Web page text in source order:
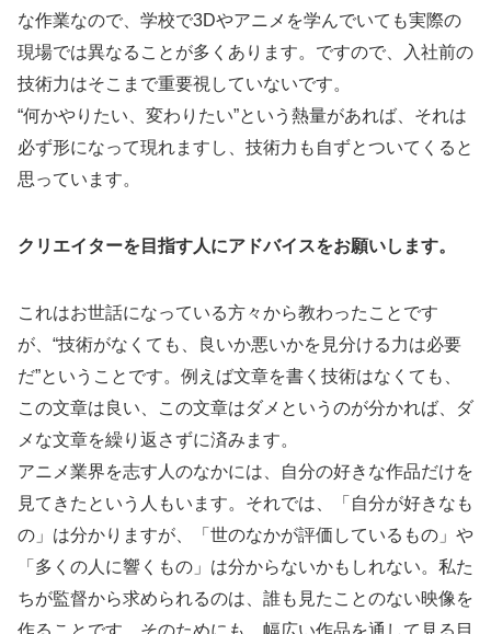
な作業なので、学校で3Dやアニメを学んでいても実際の
現場では異なることが多くあります。ですので、入社前の
技術力はそこまで重要視していないです。
“何かやりたい、変わりたい”という熱量があれば、それは
必ず形になって現れますし、技術力も自ずとついてくると
思っています。
クリエイターを目指す人にアドバイスをお願いします。
これはお世話になっている方々から教わったことです
が、“技術がなくても、良いか悪いかを見分ける力は必要
だ”ということです。例えば文章を書く技術はなくても、
この文章は良い、この文章はダメというのが分かれば、ダ
メな文章を繰り返さずに済みます。
アニメ業界を志す人のなかには、自分の好きな作品だけを
見てきたという人もいます。それでは、「自分が好きなも
の」は分かりますが、「世のなかが評価しているもの」や
「多くの人に響くもの」は分からないかもしれない。私た
ちが監督から求められるのは、誰も見たことのない映像を